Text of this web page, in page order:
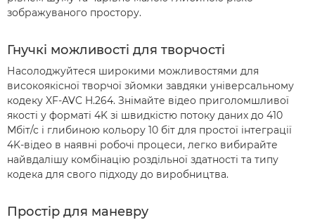
зображуваного простору.
Гнучкі можливості для творчості
Насолоджуйтеся широкими можливостями для
високоякісної творчої зйомки завдяки універсальному
кодеку XF-AVC H.264. Знімайте відео приголомшливої
якості у форматі 4K зі швидкістю потоку даних до 410
Мбіт/с і глибиною кольору 10 біт для простої інтеграції
4K-відео в наявні робочі процеси, легко вибирайте
найвдалішу комбінацію роздільної здатності та типу
кодека для свого підходу до виробництва.
Простір для маневру